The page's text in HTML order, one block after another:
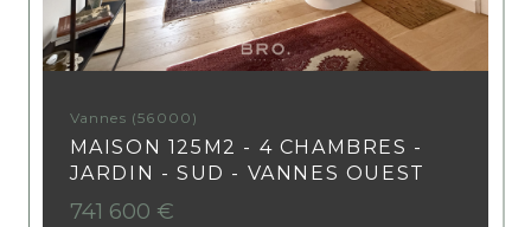
Vannes (56000)
MAISON 125M2 - 4 CHAMBRES -
JARDIN - SUD - VANNES OUEST
741 600 €